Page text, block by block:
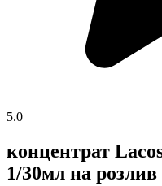
5.0
концентрат
1/30мл на розлив